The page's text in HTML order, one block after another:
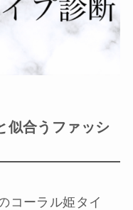
似合うファッシ
コーラル姫タイ